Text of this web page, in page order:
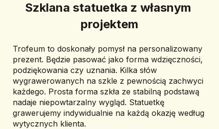
Szklana statuetka z własnym
projektem
Trofeum to doskonały pomysł na personalizowany
prezent. Będzie pasować jako forma wdzięczności,
podziękowania czy uznania. Kilka słów
wygrawerowanych na szkle z pewnością zachwyci
każdego. Prosta forma szkła ze stabilną podstawą
nadaje niepowtarzalny wygląd. Statuetkę
grawerujemy indywidualnie na każdą okazję według
wytycznych klienta.